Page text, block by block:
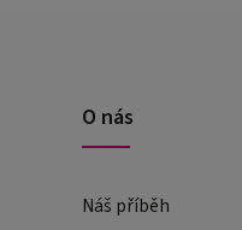
O nás
Náš příběh